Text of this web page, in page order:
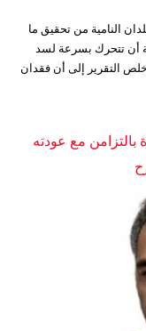
النامية من تحقيق ما
أن تتحرك بسرعة لسد
التقرير إلى أن فقدان
مع عودته